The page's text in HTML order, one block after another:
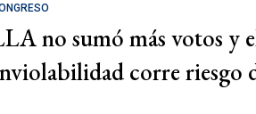
no sumó más votos y
corre riesgo